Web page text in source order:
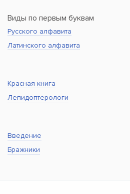
Виды по первым буквам
Русского алфавита
Латинского алфавита
Красная книга
Лепидоптерологи
Введение
Бражники